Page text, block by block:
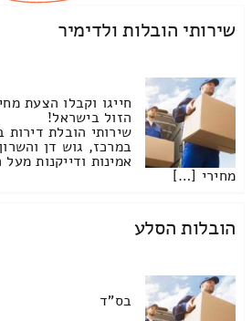
שירותי הובלות ולדימיר
חייגו וקבלו הצעת
הזול בישראל!
שירותי הובלת דירות
במרכז, גוש דן
אמינות ודייקנות
מחירי […]
הובלות הסלע
בס"ד